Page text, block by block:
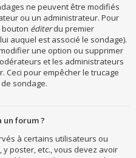
ne peuvent être modifiés
ou un administrateur. Pour
bouton éditerdu premier
auquel est associé le sondage).
une option ou supprimer
et les administrateurs
Ceci pour empêcher le trucage
sondage.
un forum ?
à certains utilisateurs ou
y poster, etc., vous devez avoir